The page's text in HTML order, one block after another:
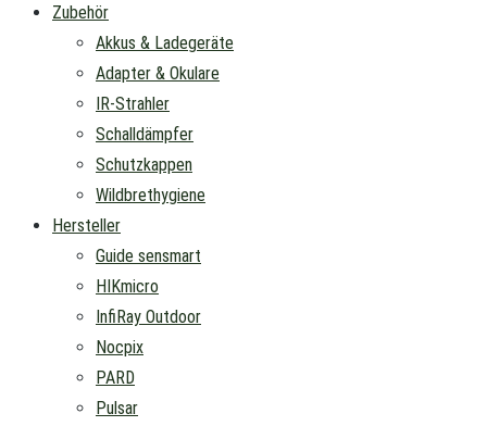
Zubehör
Akkus & Ladegeräte
Adapter & Okulare
IR-Strahler
Schalldämpfer
Schutzkappen
Wildbrethygiene
Hersteller
Guide sensmart
HIKmicro
InfiRay Outdoor
Nocpix
PARD
Pulsar